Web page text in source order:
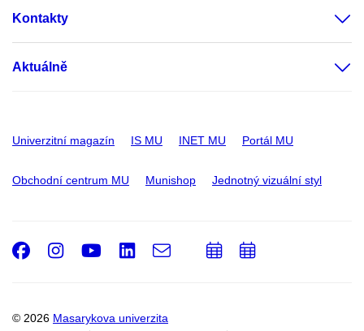
Kontakty
Aktuálně
Univerzitní magazín IS MU INET MU Portál MU
Obchodní centrum MU Munishop Jednotný vizuální styl
© 2026 Masarykova univerzita
Facebook
Instagram
Youtube
LinkedIn
e-
PřidatPřidat